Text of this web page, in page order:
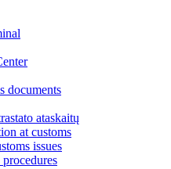
documents
ataskaitų
at customs
issues